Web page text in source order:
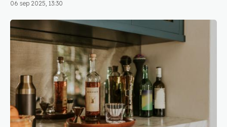
Nu doar vinul se strică. Ce alcool își pierde
calitatea mult mai repede decât ai crede
16 mai 2026, 18:00